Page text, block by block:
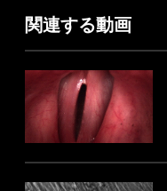
関連する動画